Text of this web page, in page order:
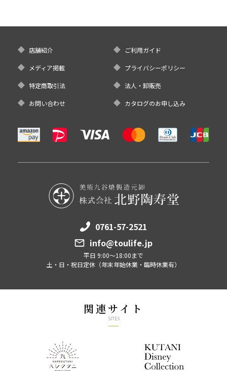
店舗紹介 ご利用ガイド
メディア掲載 プライバシーポリシー
特定商取引法 法人・卸販売
お問い合わせ カタログのお申し込み
0761-57-2521
info@toulife.jp
平日 9:00～18:00まで
土・日・祝日定休（年末年始休業・臨時休業有）
関連サイト
SITES